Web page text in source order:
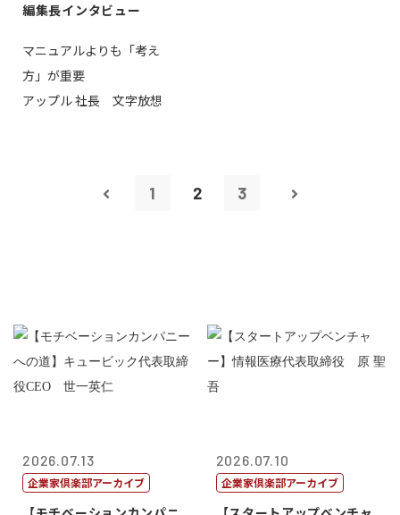
編集長インタビュー
マニュアルよりも「考え
方」が重要
アップル 社長 文字放想
1 2 3
2026.07.13
企業家倶楽部アーカイブ
2026.07.10
企業家倶楽部アーカイブ